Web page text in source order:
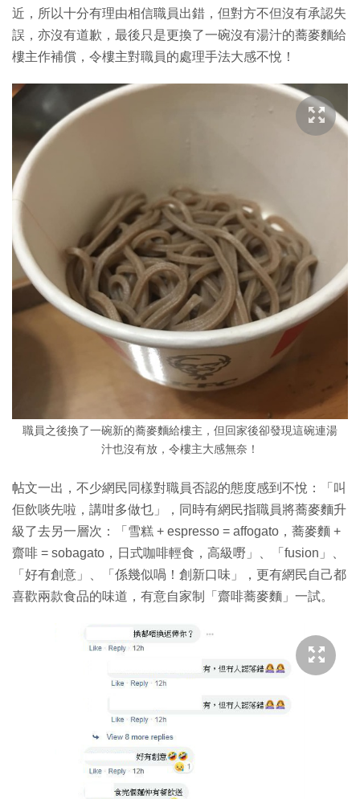
近，所以十分有理由相信職員出錯，但對方不但沒有承認失
誤，亦沒有道歉，最後只是更換了一碗沒有湯汁的蕎麥麵給
樓主作補償，令樓主對職員的處理手法大感不悅！
職員之後換了一碗新的蕎麥麵給樓主，但回家後卻發現這碗連湯
汁也沒有放，令樓主大感無奈！
帖文一出，不少網民同樣對職員否認的態度感到不悅：「叫
佢飲啖先啦，講咁多做乜」，同時有網民指職員將蕎麥麵升
級了去另一層次：「雪糕 + espresso = affogato，蕎麥麵 +
齋啡 = sobagato，日式咖啡輕食，高級嘢」、「fusion」、
「好有創意」、「係幾似喎！創新口味」，更有網民自己都
喜歡兩款食品的味道，有意自家制「齋啡蕎麥麵」一試。